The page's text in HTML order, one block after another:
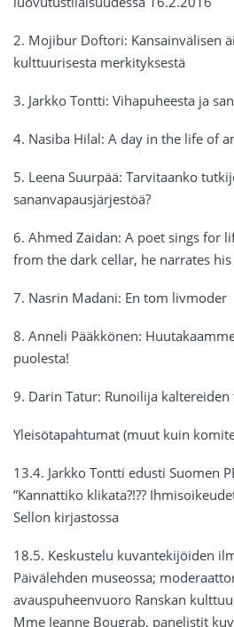
2. Mojibur Doftori: Kansainvälisen
kulttuurisesta merkityksestä
3. Jarkko Tontti: Vihapuheesta ja
4. Nasiba Hilal: A day in the life of
5. Leena Suurpää: Tarvitaanko
sananvapausjärjestöä?
6. Ahmed Zaidan: A poet sings for
from the dark cellar, he narrates
7. Nasrin Madani: En tom livmoder
8. Anneli Pääkkönen:
puolesta!
9. Darin Tatur: Runoilija kaltereiden
Yleisötapahtumat (muut kuin
13.4. Jarkko Tontti edusti Suomen
”Kannattiko klikata?!??
Sellon kirjastossa
18.5. Keskustelu kuvantekijöiden
Päivälehden museossa;
avauspuheenvuoro Ranskan
Mme Jeanne Bougrab, panelistit